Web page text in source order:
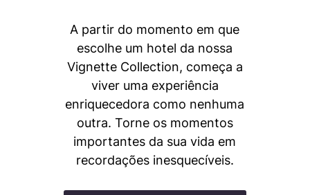
A partir do momento em que
escolhe um hotel da nossa
Vignette Collection, começa a
viver uma experiência
enriquecedora como nenhuma
outra. Torne os momentos
importantes da sua vida em
recordações inesquecíveis.